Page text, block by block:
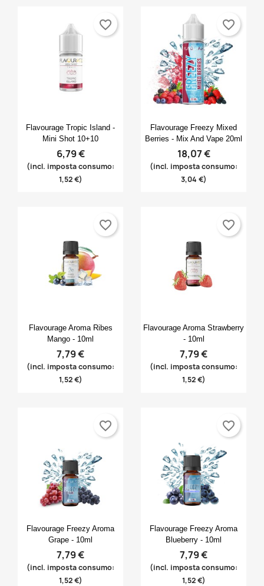
Anteprima
Flavourage Tropic Island -
Mini Shot 10+10
6,79 €
(incl. imposta consumo:
1,52 €)
favorite_border
Anteprima
Flavourage Freezy Mixed
Berries - Mix And Vape 20ml
18,07 €
(incl. imposta consumo:
3,04 €)
favorite_border
Anteprima
Flavourage Aroma Ribes
Mango - 10ml
7,79 €
(incl. imposta consumo:
1,52 €)
favorite_border
Anteprima
Flavourage Aroma Strawberry
- 10ml
7,79 €
(incl. imposta consumo:
1,52 €)
favorite_border
Anteprima
Flavourage Freezy Aroma
Grape - 10ml
7,79 €
(incl. imposta consumo:
1,52 €)
favorite_border
Anteprima
Flavourage Freezy Aroma
Blueberry - 10ml
7,79 €
(incl. imposta consumo:
1,52 €)
favorite_border